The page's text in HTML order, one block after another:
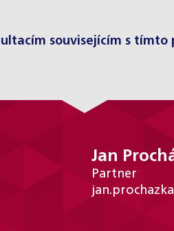
souvisejícím s tímto
Jan
Partner